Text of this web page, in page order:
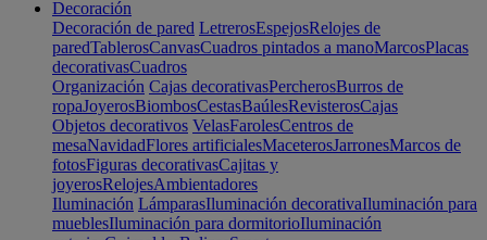
Decoración
Decoración de pared LetrerosEspejosRelojes de
paredTablerosCanvasCuadros pintados a manoMarcosPlacas
decorativasCuadros
Organización Cajas decorativasPercherosBurros de
ropaJoyerosBiombosCestasBaúlesRevisterosCajas
Objetos decorativos VelasFarolesCentros de
mesaNavidadFlores artificialesMaceterosJarronesMarcos de
fotosFiguras decorativasCajitas y
joyerosRelojesAmbientadores
Iluminación LámparasIluminación decorativaIluminación para
mueblesIluminación para dormitorioIluminación